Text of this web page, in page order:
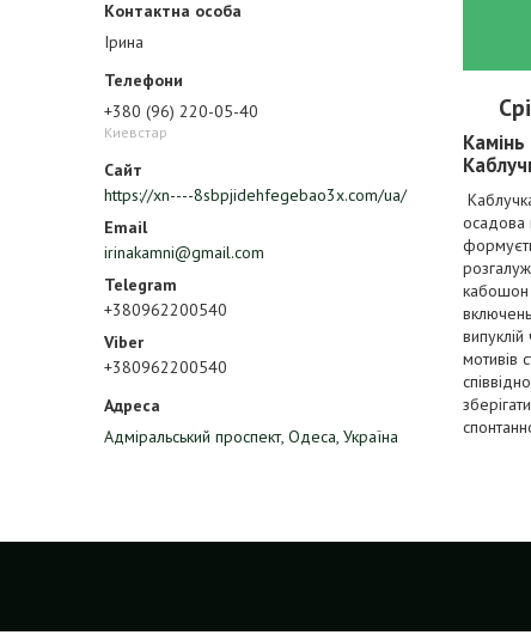
Ірина
+380 (96) 220-05-40
Киевстар
https://xn----8sbpjidehfegebao3x.com/ua/
irinakamni@gmail.com
+380962200540
+380962200540
Адміральський проспект, Одеса, Україна
осадова
кабошон
мотивів